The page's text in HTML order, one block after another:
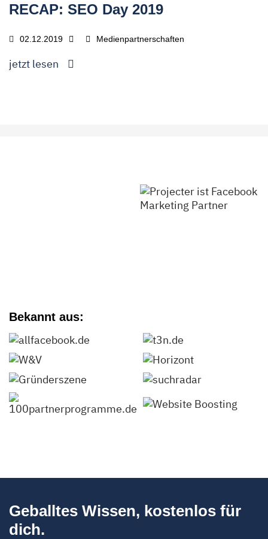
RECAP: SEO Day 2019
02.12.2019 Medienpartnerschaften
jetzt lesen
Bekannt aus:
Geballtes Wissen, kostenlos für
dich.